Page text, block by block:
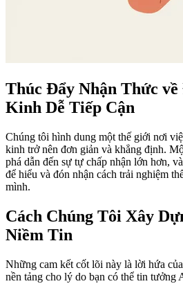
Thúc Đẩy Nhận Thức về
Kinh Dễ Tiếp Cận
Chúng tôi hình dung một thế giới nơi
kinh trở nên đơn giản và khẳng định.
phá dẫn đến sự tự chấp nhận lớn hơn,
để hiểu và đón nhận cách trải nghiệm
mình.
Cách Chúng Tôi Xây
Niềm Tin
Những cam kết cốt lõi này là lời hứa
nền tảng cho lý do bạn có thể tin tưởng